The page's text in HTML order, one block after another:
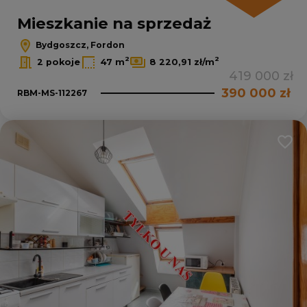
Mieszkanie na sprzedaż
Bydgoszcz, Fordon
2 pokoje
47 m2 8 220,91 zł/m2
419 000 zł
RBM-MS-112267 390 000 zł